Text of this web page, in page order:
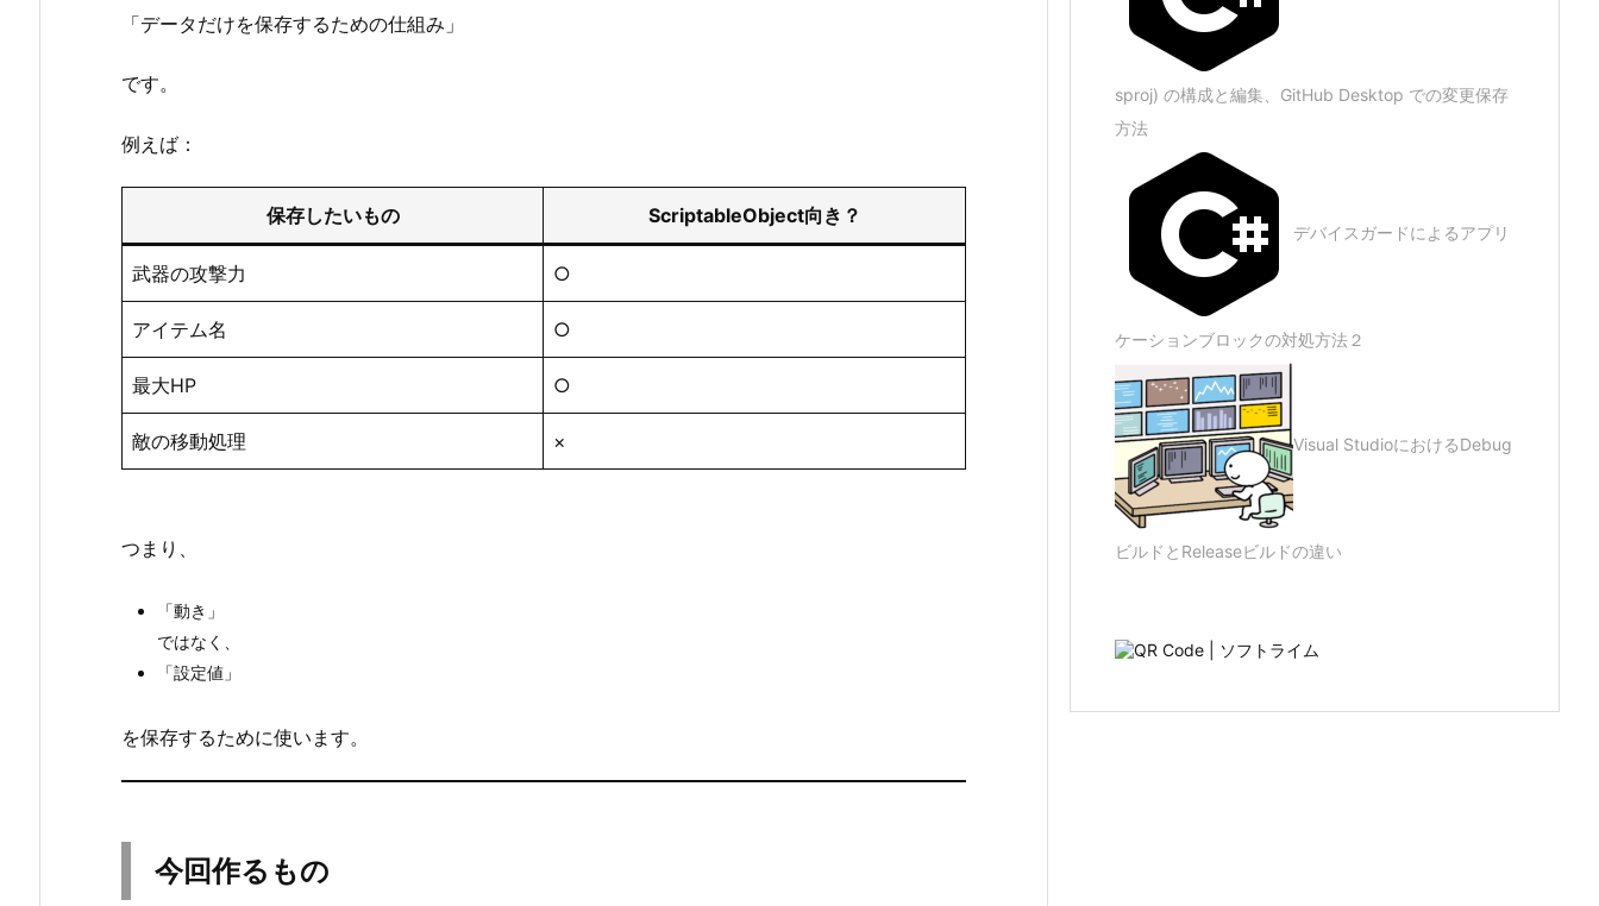
e
t
1.
S
r
i
t
l
e
j
c
t
と
2.
今
る
「データだけを保存するための仕組み」
です。
例えば：
保存したいもの ScriptableObject向き？
武器の攻撃力 ○
アイテム名 ○
最大HP ○
敵の移動処理 ×
つまり、
「動き」
ではなく、
「設定値」
を保存するために使います。
今回作るもの
sproj) の構成と編集、GitHub Desktop での変更保存
方法
デバイスガードによるアプリ
ケーションブロックの対処方法２
Visual StudioにおけるDebug
ビルドとReleaseビルドの違い